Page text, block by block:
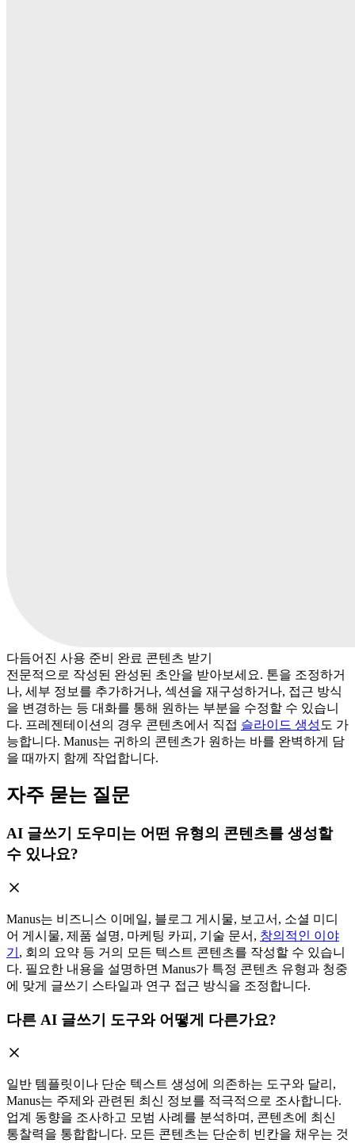
다듬어진 사용 준비 완료 콘텐츠 받기
전문적으로 작성된 완성된 초안을 받아보세요. 톤을 조정하거
나, 세부 정보를 추가하거나, 섹션을 재구성하거나, 접근 방식
을 변경하는 등 대화를 통해 원하는 부분을 수정할 수 있습니
다. 프레젠테이션의 경우 콘텐츠에서 직접 슬라이드 생성 도 가
능합니다. Manus는 귀하의 콘텐츠가 원하는 바를 완벽하게 담
을 때까지 함께 작업합니다.
자주 묻는 질문
AI 글쓰기 도우미는 어떤 유형의 콘텐츠를 생성할
수 있나요?
Manus는 비즈니스 이메일, 블로그 게시물, 보고서, 소셜 미디
어 게시물, 제품 설명, 마케팅 카피, 기술 문서, 창의적인 이야
기 , 회의 요약 등 거의 모든 텍스트 콘텐츠를 작성할 수 있습니
다. 필요한 내용을 설명하면 Manus가 특정 콘텐츠 유형과 청중
에 맞게 글쓰기 스타일과 연구 접근 방식을 조정합니다.
다른 AI 글쓰기 도구와 어떻게 다른가요?
일반 템플릿이나 단순 텍스트 생성에 의존하는 도구와 달리,
Manus는 주제와 관련된 최신 정보를 적극적으로 조사합니다.
업계 동향을 조사하고 모범 사례를 분석하며, 콘텐츠에 최신
통찰력을 통합합니다. 모든 콘텐츠는 단순히 빈칸을 채우는 것